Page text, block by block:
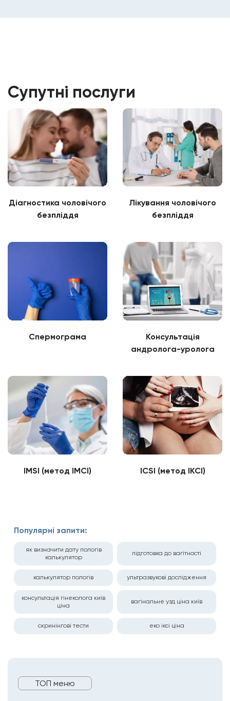
Супутні послуги
Діагностика чоловічого
безпліддя
Лікування чоловічого
безпліддя
Спермограма
Консультація
андролога-уролога
IMSI (метод ІМСІ) ICSI (метод ІКСІ)
Популярні запити:
як визначити дату пологів
калькулятор
підготовка до вагітності
калькулятор пологів ультразвукові дослідження
консультація гінеколога київ
ціна
вагінальне узд ціна київ
скринінгові тести еко іксі ціна
ТОП меню